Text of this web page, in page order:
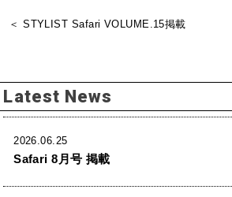
＜ STYLIST Safari VOLUME.15掲載
Latest News
2026.06.25
Safari 8月号 掲載